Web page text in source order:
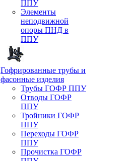
ППУ
Элементы
неподвижной
опоры ПНД в
ППУ
Гофрированные трубы и
фасонные изделия
Трубы ГОФР ППУ
Отводы ГОФР
ППУ
Тройники ГОФР
ППУ
Переходы ГОФР
ППУ
Прочистка ГОФР